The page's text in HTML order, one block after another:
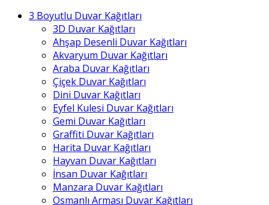
3 Boyutlu Duvar Kağıtları
3D Duvar Kağıtları
Ahşap Desenli Duvar Kağıtları
Akvaryum Duvar Kağıtları
Araba Duvar Kağıtları
Çiçek Duvar Kağıtları
Dini Duvar Kağıtları
Eyfel Kulesi Duvar Kağıtları
Gemi Duvar Kağıtları
Graffiti Duvar Kağıtları
Harita Duvar Kağıtları
Hayvan Duvar Kağıtları
İnsan Duvar Kağıtları
Manzara Duvar Kağıtları
Osmanlı Arması Duvar Kağıtları